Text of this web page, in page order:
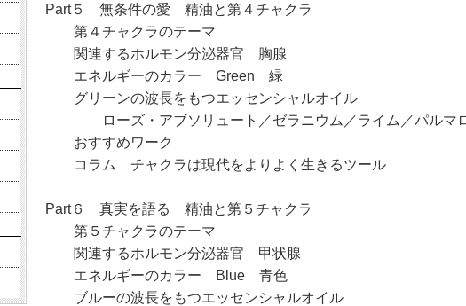
Part５ 無条件の愛 精油と第４チャクラ
第４チャクラのテーマ
関連するホルモン分泌器官 胸腺
エネルギーのカラー Green 緑
グリーンの波長をもつエッセンシャルオイル
ローズ・アブソリュート／ゼラニウム／ライム／パルマ
おすすめワーク
コラム チャクラは現代をよりよく生きるツール
Part６ 真実を語る 精油と第５チャクラ
第５チャクラのテーマ
関連するホルモン分泌器官 甲状腺
エネルギーのカラー Blue 青色
ブルーの波長をもつエッセンシャルオイル